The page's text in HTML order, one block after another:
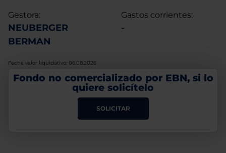
Gestora:
NEUBERGER
BERMAN
Gastos corrientes:
-
Fecha valor liquidativo: 06.08.2026
Fondo no comercializado por EBN, si lo
quiere solicítelo
SOLICITAR